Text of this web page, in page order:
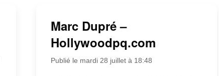
Marc Dupré –
Hollywoodpq.com
Publié le mardi 28 juillet à 18:48